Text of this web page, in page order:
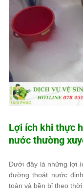
Lợi ích khi thực
nước thường
Dưới đây là những lợi
đường thoát nước
toàn và bền bỉ theo thời